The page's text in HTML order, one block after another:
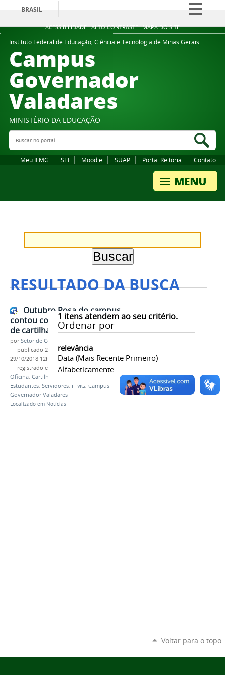
ACESSIBILIDADE ALTO CONTRASTE MAPA DO SITE
BRASIL
Simplifique!
Comunica BR
Instituto Federal de Educação, Ciência e Tecnologia de Minas Gerais
Campus
Governador
Valadares
MINISTÉRIO DA EDUCAÇÃO
Buscar no portal
Meu IFMG SEI Moodle SUAP Portal Reitoria Contato
RESULTADO DA BUSCA
1 itens atendem ao seu critério.
Ordenar por
relevância
Data (mais Recente Primeiro)
Alfabeticamente
Outubro Rosa do campus
contou com oficina, distribuição
de cartilhas e cartazes
porSetor de Comunicação
— publicado 29/10/2018—última modificação
29/10/2018 12h37
— registrado em:
Campanha,Outubro Rosa
Oficina, Cartilha Prevenção,
Estudantes, Servidores, IFMG, Campus
Governador Valadares
Localizado em Notícias
Voltar para o topo